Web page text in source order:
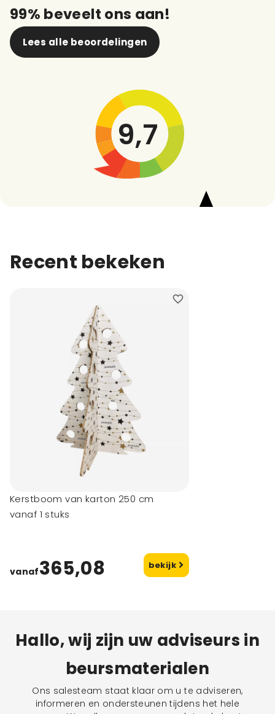
99% beveelt ons aan!
Lees alle beoordelingen
9,7
Recent bekeken
Kerstboom van karton 250 cm
vanaf 1 stuks
vanaf365,08 bekijk
Hallo, wij zijn uw adviseurs in
beursmaterialen
Ons salesteam staat klaar om u te adviseren,
informeren en ondersteunen tijdens het hele